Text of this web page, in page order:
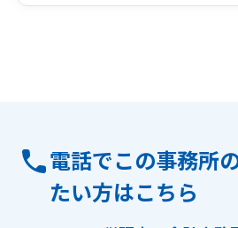
電話でこの事務所
たい方はこちら